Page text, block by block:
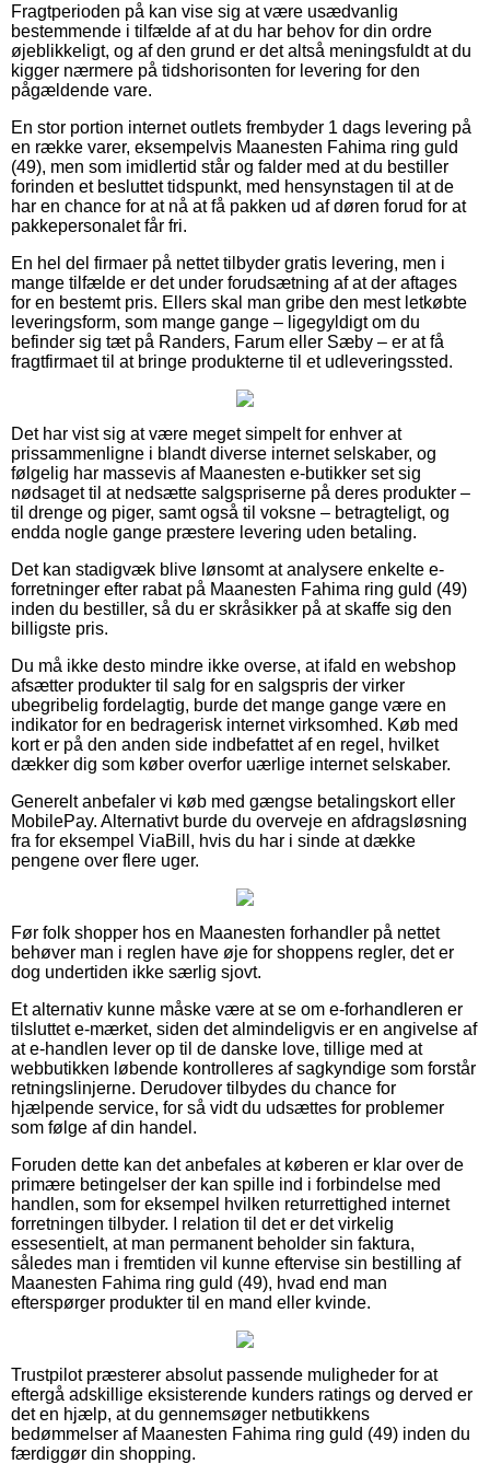
Fragtperioden på kan vise sig at være usædvanlig
bestemmende i tilfælde af at du har behov for din ordre
øjeblikkeligt, og af den grund er det altså meningsfuldt at du
kigger nærmere på tidshorisonten for levering for den
pågældende vare.
En stor portion internet outlets frembyder 1 dags levering på
en række varer, eksempelvis Maanesten Fahima ring guld
(49), men som imidlertid står og falder med at du bestiller
forinden et besluttet tidspunkt, med hensynstagen til at de
har en chance for at nå at få pakken ud af døren forud for at
pakkepersonalet får fri.
En hel del firmaer på nettet tilbyder gratis levering, men i
mange tilfælde er det under forudsætning af at der aftages
for en bestemt pris. Ellers skal man gribe den mest letkøbte
leveringsform, som mange gange – ligegyldigt om du
befinder sig tæt på Randers, Farum eller Sæby – er at få
fragtfirmaet til at bringe produkterne til et udleveringssted.
Det har vist sig at være meget simpelt for enhver at
prissammenligne i blandt diverse internet selskaber, og
følgelig har massevis af Maanesten e-butikker set sig
nødsaget til at nedsætte salgspriserne på deres produkter –
til drenge og piger, samt også til voksne – betragteligt, og
endda nogle gange præstere levering uden betaling.
Det kan stadigvæk blive lønsomt at analysere enkelte e-
forretninger efter rabat på Maanesten Fahima ring guld (49)
inden du bestiller, så du er skråsikker på at skaffe sig den
billigste pris.
Du må ikke desto mindre ikke overse, at ifald en webshop
afsætter produkter til salg for en salgspris der virker
ubegribelig fordelagtig, burde det mange gange være en
indikator for en bedragerisk internet virksomhed. Køb med
kort er på den anden side indbefattet af en regel, hvilket
dækker dig som køber overfor uærlige internet selskaber.
Generelt anbefaler vi køb med gængse betalingskort eller
MobilePay. Alternativt burde du overveje en afdragsløsning
fra for eksempel ViaBill, hvis du har i sinde at dække
pengene over flere uger.
Før folk shopper hos en Maanesten forhandler på nettet
behøver man i reglen have øje for shoppens regler, det er
dog undertiden ikke særlig sjovt.
Et alternativ kunne måske være at se om e-forhandleren er
tilsluttet e-mærket, siden det almindeligvis er en angivelse af
at e-handlen lever op til de danske love, tillige med at
webbutikken løbende kontrolleres af sagkyndige som forstår
retningslinjerne. Derudover tilbydes du chance for
hjælpende service, for så vidt du udsættes for problemer
som følge af din handel.
Foruden dette kan det anbefales at køberen er klar over de
primære betingelser der kan spille ind i forbindelse med
handlen, som for eksempel hvilken returrettighed internet
forretningen tilbyder. I relation til det er det virkelig
essesentielt, at man permanent beholder sin faktura,
således man i fremtiden vil kunne eftervise sin bestilling af
Maanesten Fahima ring guld (49), hvad end man
efterspørger produkter til en mand eller kvinde.
Trustpilot præsterer absolut passende muligheder for at
eftergå adskillige eksisterende kunders ratings og derved er
det en hjælp, at du gennemsøger netbutikkens
bedømmelser af Maanesten Fahima ring guld (49) inden du
færdiggør din shopping.